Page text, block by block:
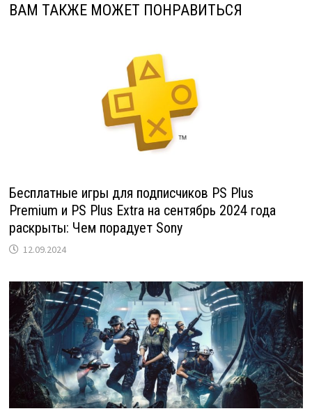
ВАМ ТАКЖЕ МОЖЕТ ПОНРАВИТЬСЯ
Бесплатные игры для подписчиков PS Plus
Premium и PS Plus Extra на сентябрь 2024 года
раскрыты: Чем порадует Sony
12.09.2024